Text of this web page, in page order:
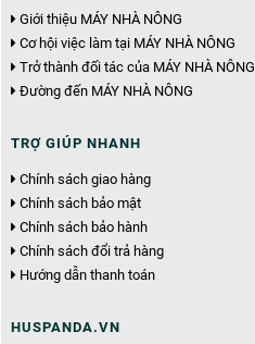
Giới thiệu MÁY NHÀ NÔNG
Cơ hội việc làm tại MÁY NHÀ NÔNG
Trở thành đối tác của MÁY NHÀ NÔNG
Đường đến MÁY NHÀ NÔNG
TRỢ GIÚP NHANH
Chính sách giao hàng
Chính sách bảo mật
Chính sách bảo hành
Chính sách đổi trả hàng
Hướng dẫn thanh toán
HUSPANDA.VN